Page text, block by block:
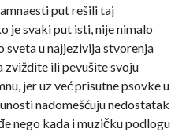
put rešili taj
je svaki put isti, nije nimalo
sveta u najjezivija stvorenja
zviždite ili pevušite svoju
jer uz već prisutne psovke u
nadomešćuju nedostatak
nego kada i muzičku podlogu